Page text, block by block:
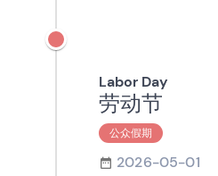
Labor Day
劳动节
公众假期
2026-05-01